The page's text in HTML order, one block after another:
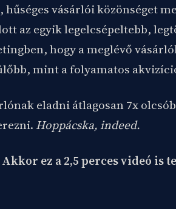
hűséges vásárlói közönséget
az egyik legelcsépeltebb,
hogy a meglévő
mint a folyamatos
eladni átlagosan 7x
Hoppácska, indeed.
Akkor ez a 2,5 perces videó is